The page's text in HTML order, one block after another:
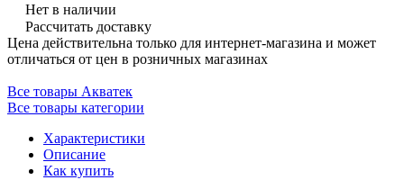
Нет в наличии
Рассчитать доставку
Цена действительна только для интернет-магазина и может
отличаться от цен в розничных магазинах
Все товары Акватек
Все товары категории
Характеристики
Описание
Как купить